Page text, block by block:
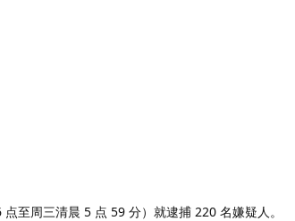
至周三清晨 5 点 59 分）就逮捕 220 名嫌疑人。